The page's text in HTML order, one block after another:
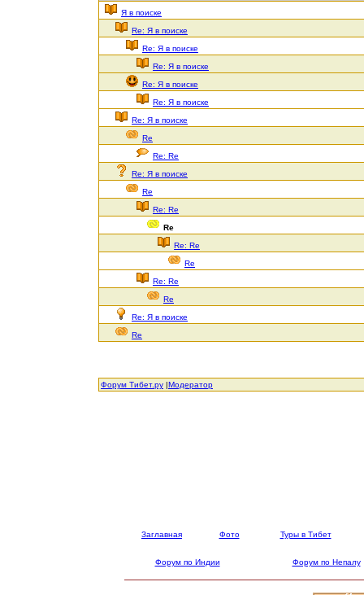
Я в поиске
Re: Я в поиске
Re: Я в поиске
Re: Я в поиске
Re: Я в поиске
Re: Я в поиске
Re: Я в поиске
Re
Re: Re
Re: Я в поиске
Re
Re: Re
Re
Re: Re
Re
Re: Re
Re
Re: Я в поиске
Re
Форум Тибет.ру |Модератор
Заглавная Фото Туры в Тибет
Форум по Индии Форум по Непалу